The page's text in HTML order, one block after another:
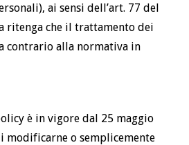
ai sensi dell’art. 77 del
ritenga che il trattamento dei
contrario alla normativa in
è in vigore dal 25 maggio
modificarne o semplicemente